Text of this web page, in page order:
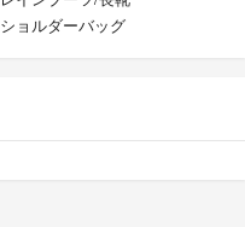
ショルダーバッグ